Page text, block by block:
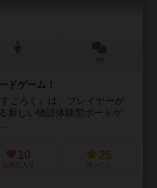
ドゲーム！
ごろく』は、プレイヤーが
新しい物語体験型ボードゲ
10
お気に入り
25
持ってる